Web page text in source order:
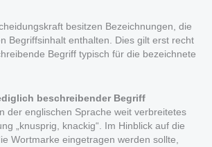
besitzen Bezeichnungen, die
Begriffsinhalt enthalten. Dies gilt erst recht
Begriff typisch für die bezeichnete
beschreibender Begriff
der englischen Sprache weit verbreitetes
„knusprig, knackig“. Im Hinblick auf die
Wortmarke eingetragen werden sollte,